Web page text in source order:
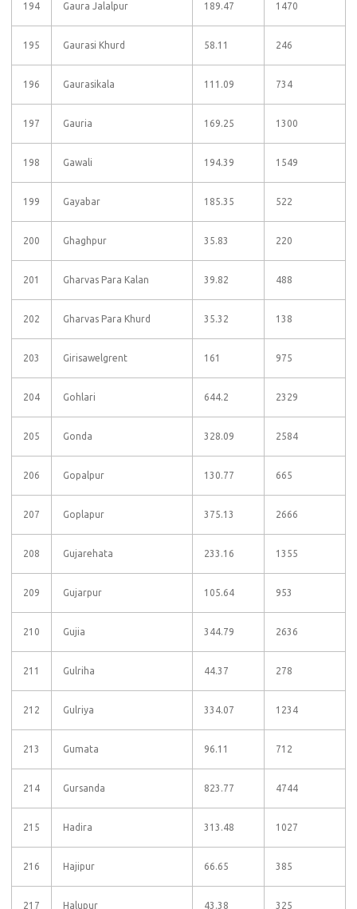
194 Gaura Jalalpur 189.47 1470
195 Gaurasi Khurd 58.11 246
196 Gaurasikala 111.09 734
197 Gauria 169.25 1300
198 Gawali 194.39 1549
199 Gayabar 185.35 522
200 Ghaghpur 35.83 220
201 Gharvas Para Kalan 39.82 488
202 Gharvas Para Khurd 35.32 138
203 Girisawelgrent 161 975
204 Gohlari 644.2 2329
205 Gonda 328.09 2584
206 Gopalpur 130.77 665
207 Goplapur 375.13 2666
208 Gujarehata 233.16 1355
209 Gujarpur 105.64 953
210 Gujia 344.79 2636
211 Gulriha 44.37 278
212 Gulriya 334.07 1234
213 Gumata 96.11 712
214 Gursanda 823.77 4744
215 Hadira 313.48 1027
216 Hajipur 66.65 385
217 Halupur 43.38 325